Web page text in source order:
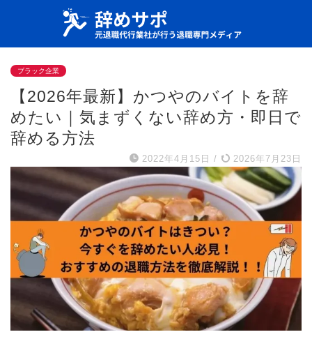
ブラック企業
【2026年最新】かつやのバイトを辞
めたい｜気まずくない辞め方・即日で
辞める方法
2022年4月15日 / 2026年7月23日